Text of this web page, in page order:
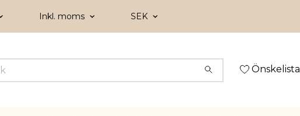
Inkl. moms SEK
Önskelista